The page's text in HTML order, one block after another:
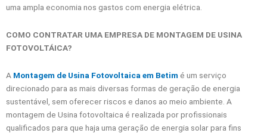
uma ampla economia nos gastos com energia elétrica.
COMO CONTRATAR UMA EMPRESA DE MONTAGEM DE USINA
FOTOVOLTÁICA?
A Montagem de Usina Fotovoltaica em Betim é um serviço
direcionado para as mais diversas formas de geração de energia
sustentável, sem oferecer riscos e danos ao meio ambiente. A
montagem de Usina fotovoltaica é realizada por profissionais
qualificados para que haja uma geração de energia solar para fins